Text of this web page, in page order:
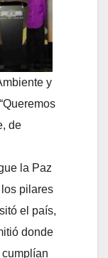
y
de
la Paz
pilares
el país,
donde